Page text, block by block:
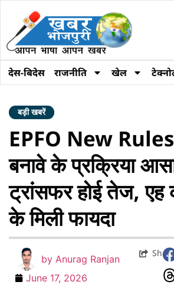
देस-बिदेस राजनीति खेल
बड़ी खबरें
EPFO New
बनावे के प्रक्रिया
ट्रांसफर होई तेज, एह
के मिली फायदा
by Anurag Ranjan
June 17, 2026